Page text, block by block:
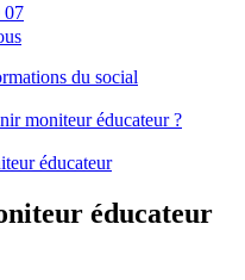
07
du social
moniteur éducateur ?
éducateur
éducateur